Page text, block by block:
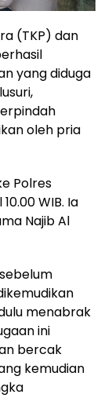
(TKP) dan
yang diduga
oleh pria
Polres
WIB. Ia
Najib Al
menabrak
ini
bercak
kemudian